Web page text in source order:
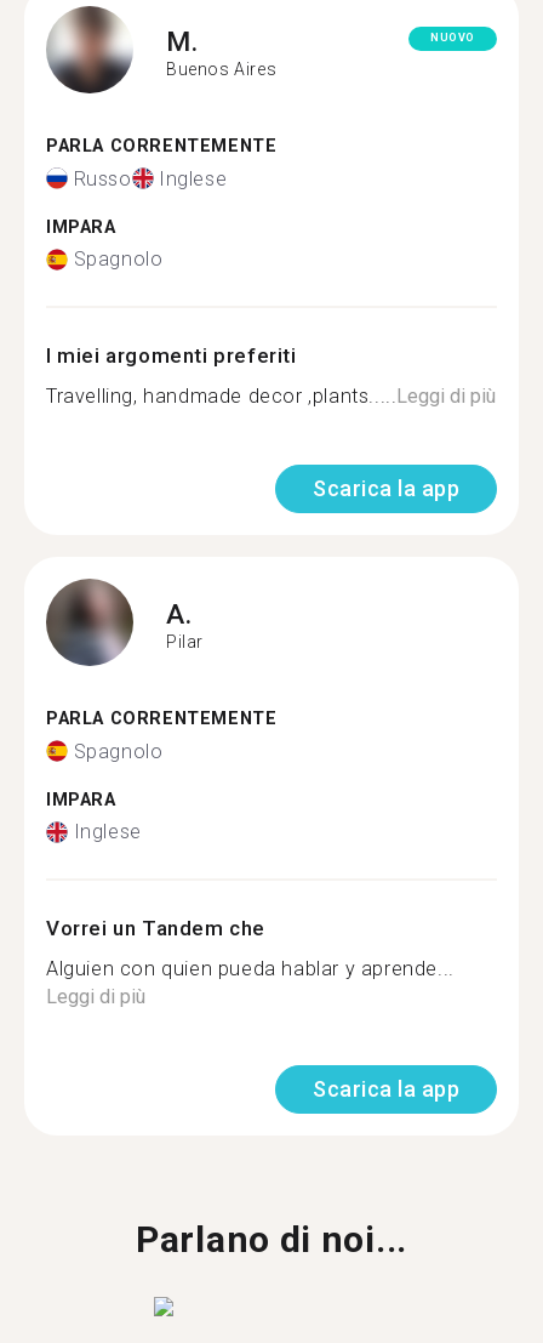
M.
Buenos Aires
NUOVO
PARLA CORRENTEMENTE
Russo Inglese
IMPARA
Spagnolo
I miei argomenti preferiti
Travelling, handmade decor ,plants.....Leggi di più
Scarica la app
A.
Pilar
PARLA CORRENTEMENTE
Spagnolo
IMPARA
Inglese
Vorrei un Tandem che
Alguien con quien pueda hablar y aprende...
Leggi di più
Scarica la app
Parlano di noi...